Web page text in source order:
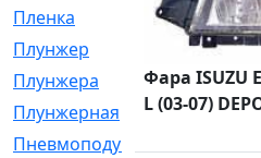
Пленка
[1]
Плунжер
[1]
Плунжера
[64]
Плунжерная
[91]
Пневмоподушка
Фара ISUZU
L (03-07)